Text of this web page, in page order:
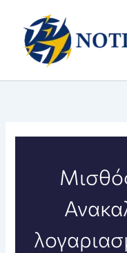
περιεχόμενο